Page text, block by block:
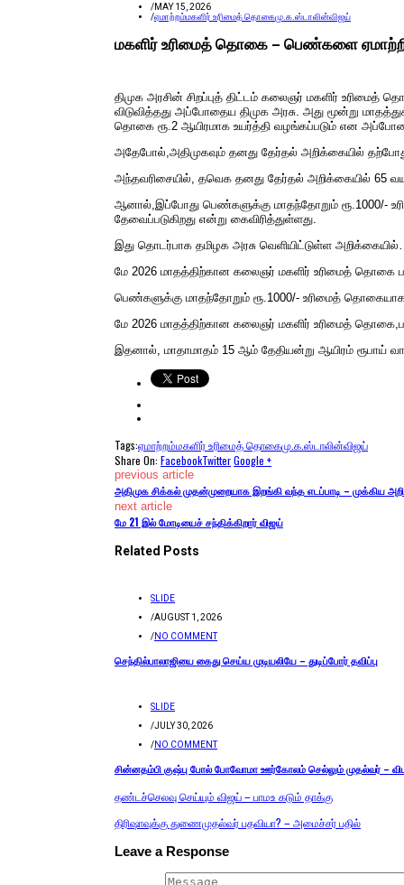
/MAY 15, 2026
/ஏமாற்றம்மகளிர் உரிமைத் தொகைமு.க.ஸ்டாலின்விஜய்
மகளிர் உரிமைத் தொகை – பெண்களை
திமுக அரசின் சிறப்புத் திட்டம் கலைஞர் மகளிர்
விடுவித்தது அப்போதைய திமுக அரசு. அது மூன்று
தொகை ரூ.2 ஆயிரமாக உயர்த்தி வழங்கப்படும் என
அதேபோல்,அதிமுகவும் தனது தேர்தல் அறிக்கையில்
அந்தவரிசையில், தவெக தனது தேர்தல் அறிக்கையில் 65
ஆனால்,இப்போது பெண்களுக்கு மாதந்தோறும் ரூ.1000/-
தேவைப்படுகிறது என்று கைவிரித்துள்ளது.
இது தொடர்பாக தமிழக அரசு வெளியிட்டுள்ள
மே 2026 மாதத்திற்கான கலைஞர் மகளிர் உரிமைத் தொகை
பெண்களுக்கு மாதந்தோறும் ரூ.1000/- உரிமைத்
மே 2026 மாதத்திற்கான கலைஞர் மகளிர் உரிமைத்
இதனால், மாதாமாதம் 15 ஆம் தேதியன்று ஆயிரம் ரூபாய்
Tags:ஏமாற்றம்மகளிர் உரிமைத் தொகைமு.க.ஸ்டாலின்விஜய்
Share On: FacebookTwitterGoogle +
previous article
அதிமுக சிக்கல் முதன்முறையாக இறங்கி வந்த எடப்பாடி – முக்கிய
next article
மே 21 இல் மோடியைச் சந்திக்கிறார் விஜய்
Related Posts
SLIDE
/AUGUST 1, 2026
/NO COMMENT
செந்தில்பாலாஜியை கைது செய்ய முடியலியே – துடிப்போர் தவிப்பு
SLIDE
/JULY 30, 2026
/NO COMMENT
சின்னதம்பி குஷ்பு போல் போவோமா ஊர்கோலம் செல்லும் முதல்வர் –
தண்டச்செலவு செய்யும் விஜய் – பாமஉ கடும் தாக்கு
திரிஷாவுக்கு துணைமுதல்வர் பதவியா? – அமைச்சர் பதில்
Leave a Response